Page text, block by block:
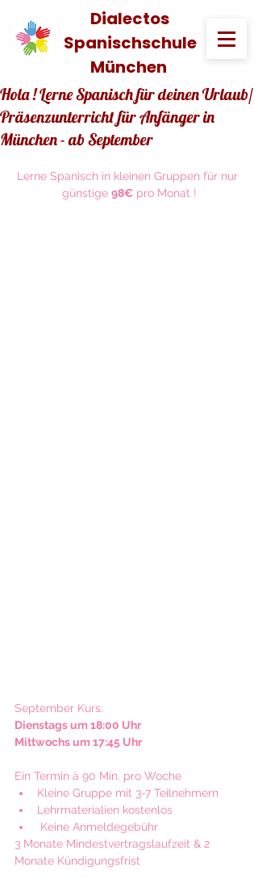
Dialectos
Spanischschule
München
Hola ! Lerne Spanisch für deinen Urlaub/
Präsenzunterricht für Anfänger in
München - ab September
Lerne Spanisch in kleinen Gruppen für nur
günstige 98€ pro Monat !
September Kurs:
Dienstags um 18:00 Uhr
Mittwochs um 17:45 Uhr
Ein Termin à 90 Min. pro Woche
Kleine Gruppe mit 3-7 Teilnehmern
Lehrmaterialien kostenlos
Keine Anmeldegebühr
3 Monate Mindestvertragslaufzeit & 2
Monate Kündigungsfrist